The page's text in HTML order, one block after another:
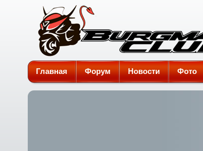
Burgman-Club
Главная Форум Новости Фото